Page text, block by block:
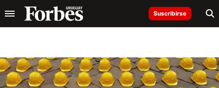
Suscribirse